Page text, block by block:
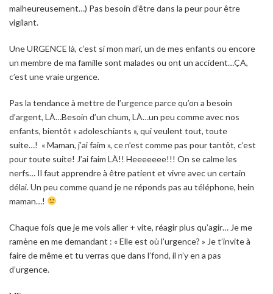
malheureusement…) Pas besoin d’être dans la peur pour être
vigilant.
Une URGENCE là, c’est si mon mari, un de mes enfants ou encore
un membre de ma famille sont malades ou ont un accident…ÇA,
c’est une vraie urgence.
Pas la tendance à mettre de l’urgence parce qu’on a besoin
d’argent, LÀ…Besoin d’un chum, LÀ…un peu comme avec nos
enfants, bientôt « adoleschiants », qui veulent tout, toute
suite…! « Maman, j’ai faim », ce n’est comme pas pour tantôt, c’est
pour toute suite! J’ai faim LÀ!! Heeeeeee!!! On se calme les
nerfs… Il faut apprendre à être patient et vivre avec un certain
délai. Un peu comme quand je ne réponds pas au téléphone, hein
maman…!
Chaque fois que je me vois aller + vite, réagir plus qu’agir… Je me
ramène en me demandant : « Elle est où l’urgence? » Je t’invite à
faire de même et tu verras que dans l’fond, il n’y en a pas
d’urgence.